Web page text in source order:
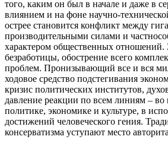
того, каким он был в начале и даже в
влиянием и на фоне научно-
острее становится конфликт между
производительными силами и
характером общественных отношений.
безработицы, обострение всего
проблем. Пронизывающий все и вся
ходовое средство подстегивания
кризис политических институтов,
давление реакции по всем линиям –
политике, экономике и культуре, в
достижений человеческого гения.
консерватизма уступают место